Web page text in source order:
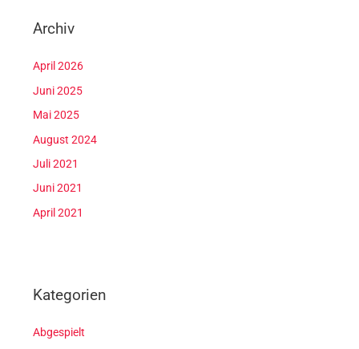
Archiv
April 2026
Juni 2025
Mai 2025
August 2024
Juli 2021
Juni 2021
April 2021
Kategorien
Abgespielt